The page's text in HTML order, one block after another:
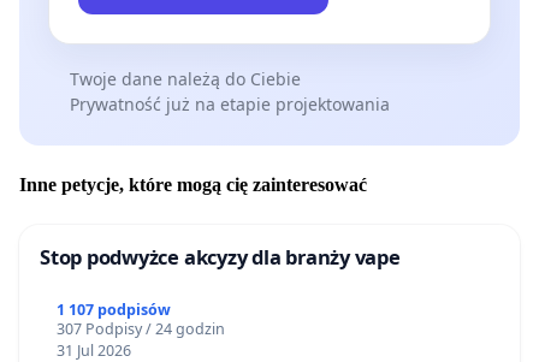
Twoje dane należą do Ciebie
Prywatność już na etapie projektowania
Inne petycje, które mogą cię zainteresować
Stop podwyżce akcyzy dla branży vape
1 107 podpisów
307 Podpisy / 24 godzin
31 Jul 2026